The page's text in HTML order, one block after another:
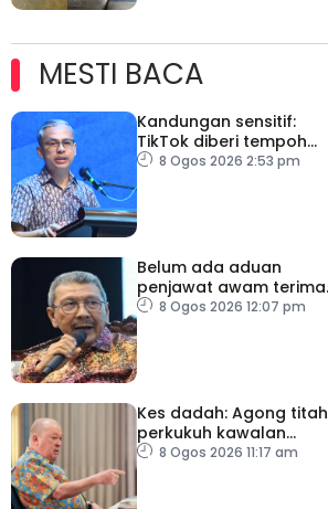
MESTI BACA
Kandungan sensitif:
TikTok diberi tempoh
perkukuh sistem
8 Ogos 2026 2:53 pm
Belum ada aduan
penjawat awam terima
tekanan daripada ahli
8 Ogos 2026 12:07 pm
Kes dadah: Agong titah
perkukuh kawalan
lapangan terbang, pintu
8 Ogos 2026 11:17 am